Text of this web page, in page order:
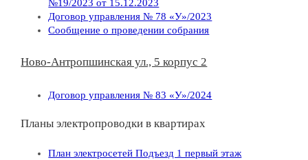
№19/2023 от 15.12.2023
Договор управления № 78 «У»/2023
Сообщение о проведении собрания
Ново-Антропшинская ул., 5 корпус 2
Договор управления № 83 «У»/2024
Планы электропроводки в квартирах
План электросетей Подъезд 1 первый этаж